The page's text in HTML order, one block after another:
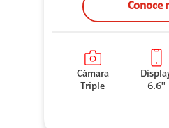
Conoce
Cámara
Triple
6.6''